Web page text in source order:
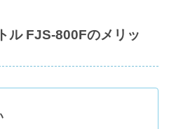
ル FJS-800Fのメリッ